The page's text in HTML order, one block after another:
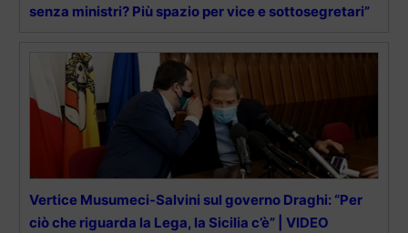
senza ministri? Più spazio per vice e sottosegretari”
Vertice Musumeci-Salvini sul governo Draghi: “Per
ciò che riguarda la Lega, la Sicilia c’è” | VIDEO